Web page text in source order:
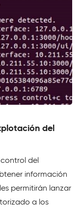
del
del
información
permitirán lanzar
a los